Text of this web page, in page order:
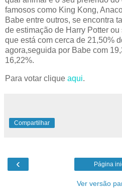
famosos como King Kong,
Babe entre outros, se encontra
de estimação de Harry Potter
que está com cerca de 21,50%
agora,seguida por Babe com
16,22%.
Para votar clique aqui.
Compartilhar
‹ Página
Ver versão